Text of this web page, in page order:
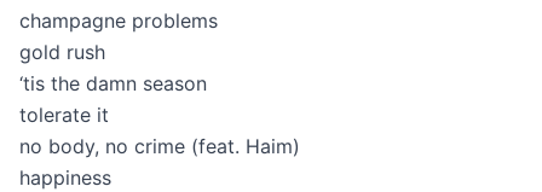
champagne problems
gold rush
‘tis the damn season
tolerate it
no body, no crime (feat. Haim)
happiness